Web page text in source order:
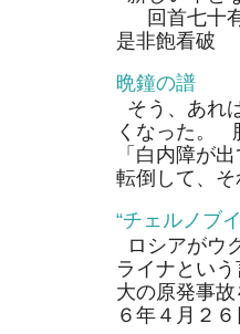
回首七十
是非飽看破
晩鐘の譜
そう、あれ
くなった。
「白内障が
転倒して、
“チェルノブ
ロシアがウ
ライナとい
大の原発事
６年４月２